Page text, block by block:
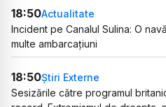
18:50Actualitate
Incident pe Canalul Sulina: O
multe ambarcațiuni
18:50Știri Externe
Sesizările către programul